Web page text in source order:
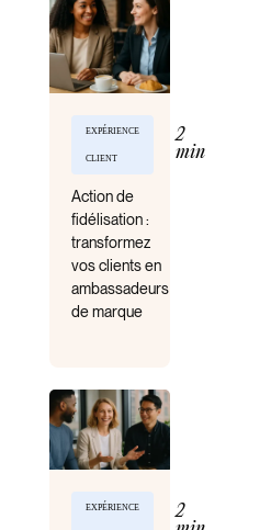
EXPÉRIENCE
CLIENT
2
min
Action de
fidélisation :
transformez
vos clients en
ambassadeurs
de marque
EXPÉRIENCE
2